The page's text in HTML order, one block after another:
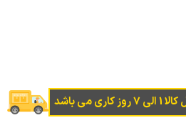
می باشد